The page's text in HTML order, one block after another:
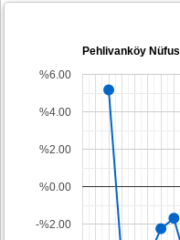
Pehlivanköy Nüfus
-%2.00
%0.00
%2.00
%4.00
%6.00